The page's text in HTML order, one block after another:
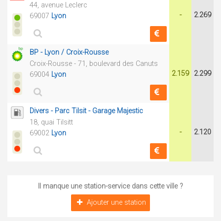
44, avenue Leclerc
69007 Lyon - 2.269
BP - Lyon / Croix-Rousse
Croix-Rousse - 71, boulevard des Canuts
69004 Lyon 2.159 2.299
Divers - Parc Tilsit - Garage Majestic
18, quai Tilsitt
69002 Lyon - 2.120
Il manque une station-service dans cette ville ?
Ajouter une station